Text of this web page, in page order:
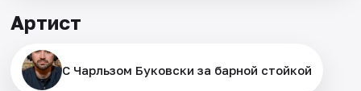
Артист
С Чарльзом Буковски за барной стойкой